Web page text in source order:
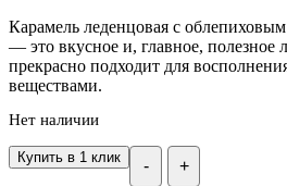
Карамель леденцовая с
— это вкусное и, главное, полезное
прекрасно подходит для
веществами.
Нет наличии
- +
Купить в 1 клик